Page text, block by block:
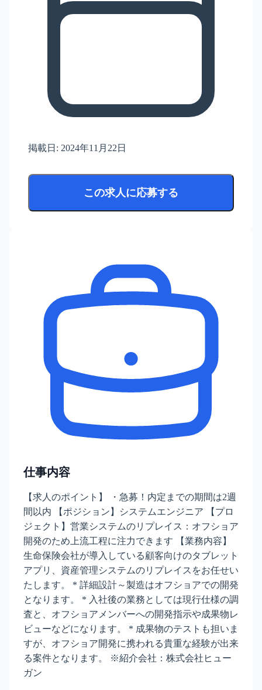
掲載日: 2024年11月22日
この求人に応募する
仕事内容
【求人のポイント】 ・急募！内定までの期間は2週
間以内 【ポジション】システムエンジニア 【プロ
ジェクト】営業システムのリプレイス：オフショア
開発のため上流工程に注力できます 【業務内容】
生命保険会社が導入している顧客向けのタブレット
アプリ、資産管理システムのリプレイスをお任せい
たします。 * 詳細設計～製造はオフショアでの開発
となります。 * 入社後の業務としては現行仕様の調
査と、オフショアメンバーへの開発指示や成果物レ
ビューなどになります。 * 成果物のテストも担いま
すが、オフショア開発に携われる貴重な経験が出来
る案件となります。 ※紹介会社：株式会社ヒュー
ガン